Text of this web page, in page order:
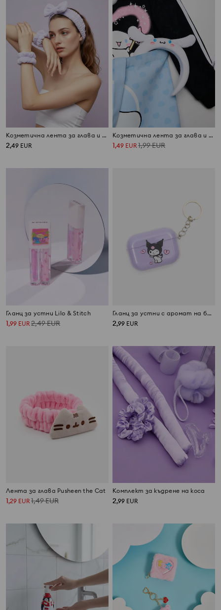
Козметична лента за глава и ленти за китки
2,49 EUR
Козметична лента за глава и ленти за китки Cinnamoroll
1,49 EUR1,99EUR
Гланц за устни Lilo & Stitch
1,99 EUR 2,49EUR
Гланц за устни с аромат на боровинка в калъф Kuromi
2,99 EUR
Лента за глава Pusheen the Cat
1,29 EUR1,49EUR
Комплект за къдрене на коса
2,99 EUR